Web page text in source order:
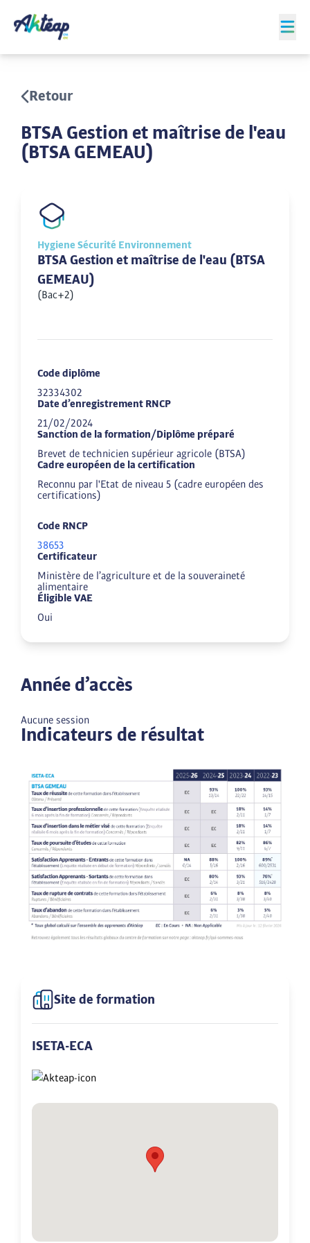
Retour
BTSA Gestion et maîtrise de l'eau
(BTSA GEMEAU)
Hygiene Sécurité Environnement
BTSA Gestion et maîtrise de l'eau (BTSA
GEMEAU)
(Bac+2)
Code diplôme
32334302
Date d’enregistrement RNCP
21/02/2024
Sanction de la formation/Diplôme préparé
Brevet de technicien supérieur agricole (BTSA)
Cadre européen de la certification
Reconnu par l'Etat de niveau 5 (cadre européen des
certifications)
Code RNCP
38653
Certificateur
Ministère de l’agriculture et de la souveraineté
alimentaire
Éligible VAE
Oui
Année d’accès
Aucune session
Indicateurs de résultat
Site de formation
ISETA-ECA